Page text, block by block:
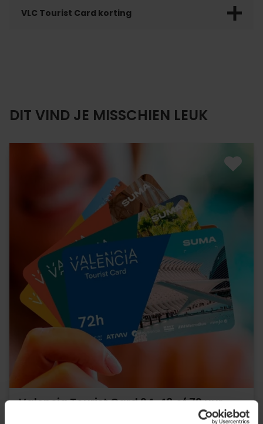
VLC Tourist Card korting
DIT VIND JE MISSCHIEN LEUK
Valencia Tourist Card 24, 48 of 72 uur